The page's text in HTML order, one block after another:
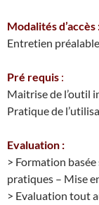
Modalités d’accès
Entretien
Pré requis :
Maitrise de l’outil
Pratique de
Evaluation :
> Formation
pratiques – Mise
> Evaluation tout